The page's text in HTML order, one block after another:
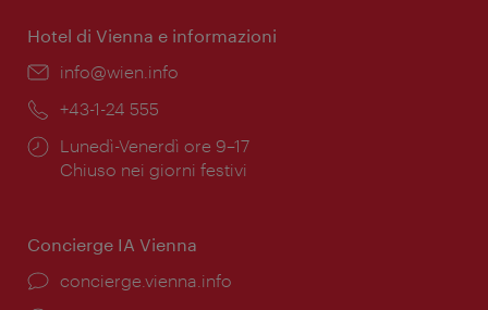
Hotel di Vienna e informazioni
Email:
info@wien.info
Telefono:
+43-1-24 555
Orari
di
Lunedì-Venerdì ore 9–17
Chiuso nei giorni festivi
Concierge IA Vienna
Ort:
concierge.vienna.info